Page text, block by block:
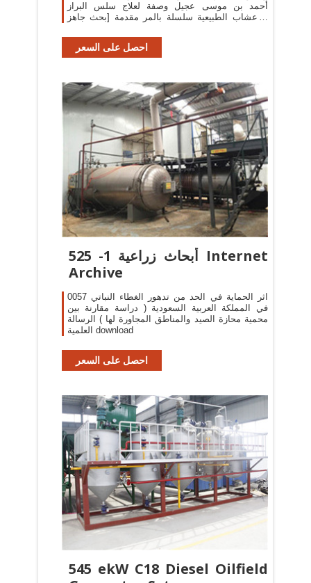
أحمد بن موسى عجيل وصفة لعلاج سلس البراز
بالاعشاب الطبيعية سلسلة بالمر مقدمة [بحث جاهز
احصل على السعر
أبحاث زراعية 1- 525 Internet
Archive
0057 اثر الحماية في الحد من تدهور الغطاء النباتي
في المملكة العربية السعودية ( دراسة مقارنة بين
محمية محازة الصيد والمناطق المجاورة لها ) الرسالة
العلمية download
احصل على السعر
545 ekW C18 Diesel Oilfield